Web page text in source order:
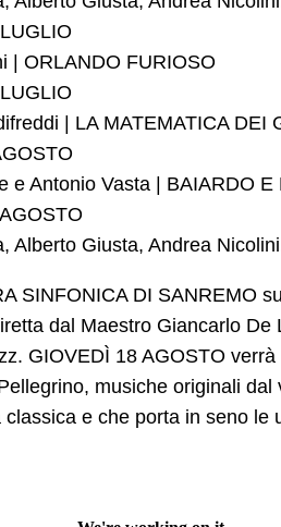
| ORLANDO FURIOSO
| LA MATEMATICA DEI
e Antonio Vasta | BAIARDO E
Alberto Giusta, Andrea
SINFONICA DI SANREMO
dal Maestro Giancarlo
GIOVEDÌ 18 AGOSTO
musiche originali
e che porta in seno le